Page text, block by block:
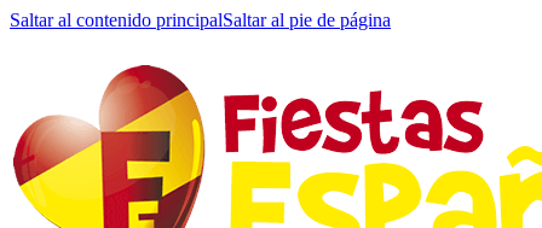
Saltar al contenido principalSaltar al pie de página